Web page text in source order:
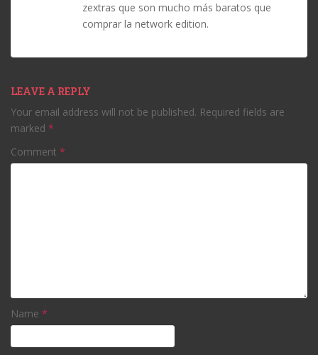
zextras que son mucho más baratos que
comprar la network edition.
LEAVE A REPLY
Your email address will not be published. Required fields are
marked *
Comment *
Name *